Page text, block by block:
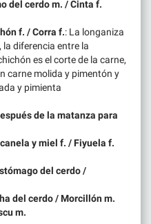
del cerdo m. / Cinta f.
f. / Corra f.: La longaniza
diferencia entre la
es el corte de la carne,
carne molida y pimentón y
y pimienta
de la matanza para
y miel f. / Fiyuela f.
del cerdo /
del cerdo / Morcillón m.
m.